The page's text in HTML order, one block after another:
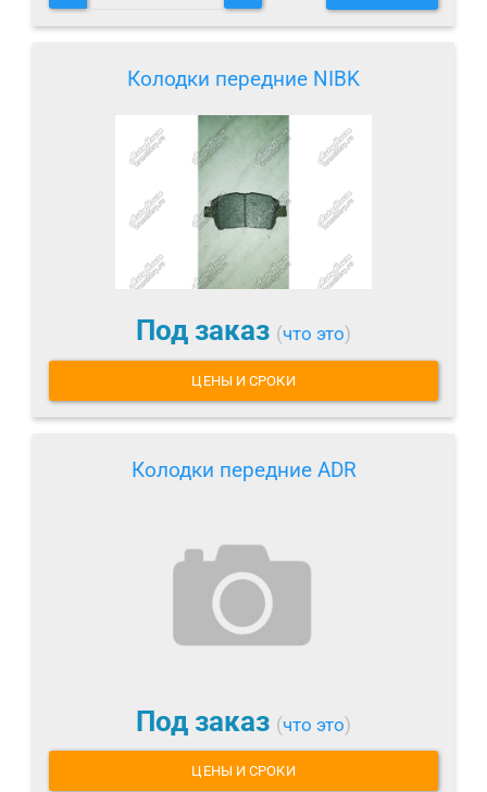
Колодки передние NIBK
Под заказ (что это)
ЦЕНЫ И СРОКИ
Колодки передние ADR
Под заказ (что это)
ЦЕНЫ И СРОКИ